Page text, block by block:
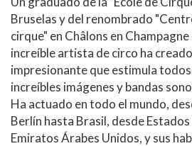
Bruselas y del renombrado
cirque" en Châlons en
increíble artista de circo ha
impresionante que estimula
increíbles imágenes y bandas
Ha actuado en todo el mundo,
Berlín hasta Brasil, desde
Emiratos Árabes Unidos, y sus